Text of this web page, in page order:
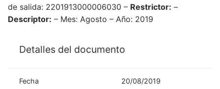
de salida: 2201913000006030 – Restrictor: –
Descriptor: – Mes: Agosto – Año: 2019
Detalles del documento
Fecha 20/08/2019